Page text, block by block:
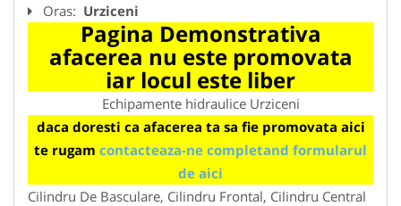
Oras: Urziceni
Pagina Demonstrativa
afacerea nu este promovata
iar locul este liber
Echipamente hidraulice Urziceni
daca doresti ca afacerea ta sa fie promovata aici
te rugam contacteaza-ne completand formularul
de aici
Cilindru De Basculare, Cilindru Frontal, Cilindru Central